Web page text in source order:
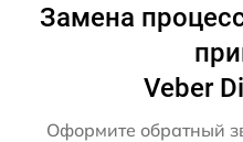
Замена
Veber
Оформите обратный